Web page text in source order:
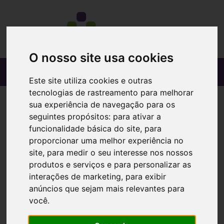
O nosso site usa cookies
Este site utiliza cookies e outras
tecnologias de rastreamento para melhorar
sua experiência de navegação para os
seguintes propósitos: para ativar a
funcionalidade básica do site, para
proporcionar uma melhor experiência no
site, para medir o seu interesse nos nossos
produtos e serviços e para personalizar as
interações de marketing, para exibir
anúncios que sejam mais relevantes para
você.